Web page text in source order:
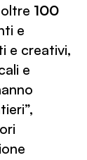
100
e
e creativi,
e